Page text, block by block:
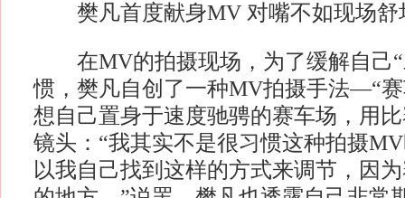
樊凡首度献身MV 对嘴不如现场舒
在MV的拍摄现场，为了缓解自己“
惯，樊凡自创了一种MV拍摄手法—“
想自己置身于速度驰骋的赛车场，用
镜头：“我其实不是很习惯这种拍摄
以我自己找到这样的方式来调节，因